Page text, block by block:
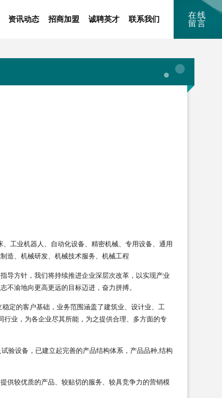
资讯动态 招商加盟 诚聘英才 联系我们
在线
留言
工业机器人、自动化设备、精密机械、专用设备、通用
造、机械研发、机械技术服务、机械工程
导方针，我们将持续推进企业深层次改革，以实现产业
不渝地向更高更远的目标迈进，奋力拼搏。
定的客户基础，业务范围涵盖了建筑业、设计业、工
业，为各企业尽其所能，为之提供合理、多方面的专
验设备，已建立起完善的产品结构体系，产品品种,结构
供较优质的产品、较贴切的服务、较具竞争力的营销模